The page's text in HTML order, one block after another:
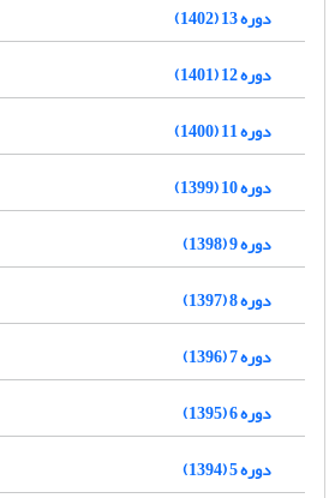
دوره 13 (1402)
دوره 12 (1401)
دوره 11 (1400)
دوره 10 (1399)
دوره 9 (1398)
دوره 8 (1397)
دوره 7 (1396)
دوره 6 (1395)
دوره 5 (1394)